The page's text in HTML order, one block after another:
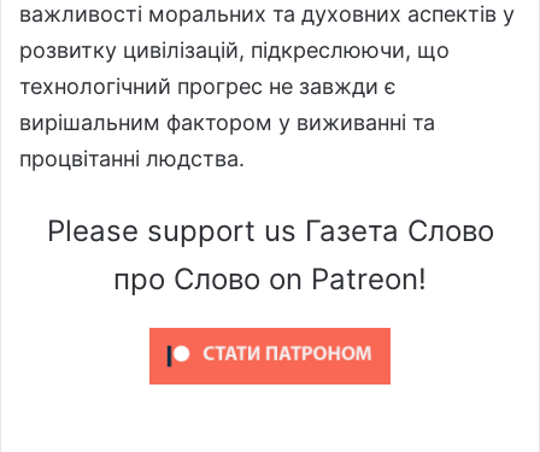
важливості моральних та духовних аспектів у
розвитку цивілізацій, підкреслюючи, що
технологічний прогрес не завжди є
вирішальним фактором у виживанні та
процвітанні людства.
Please support us Газета Слово
про Слово on Patreon!